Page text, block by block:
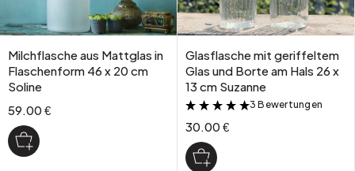
Milchflasche aus Mattglas in
Flaschenform 46 x 20 cm
Soline
59.00 €
Glasflasche mit geriffeltem
Glas und Borte am Hals 26 x
13 cm Suzanne
&
3 Bewertungen
30.00 €